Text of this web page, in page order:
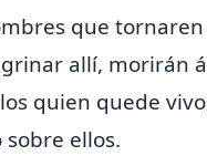
que
allí, morirán
quien quede
ellos.